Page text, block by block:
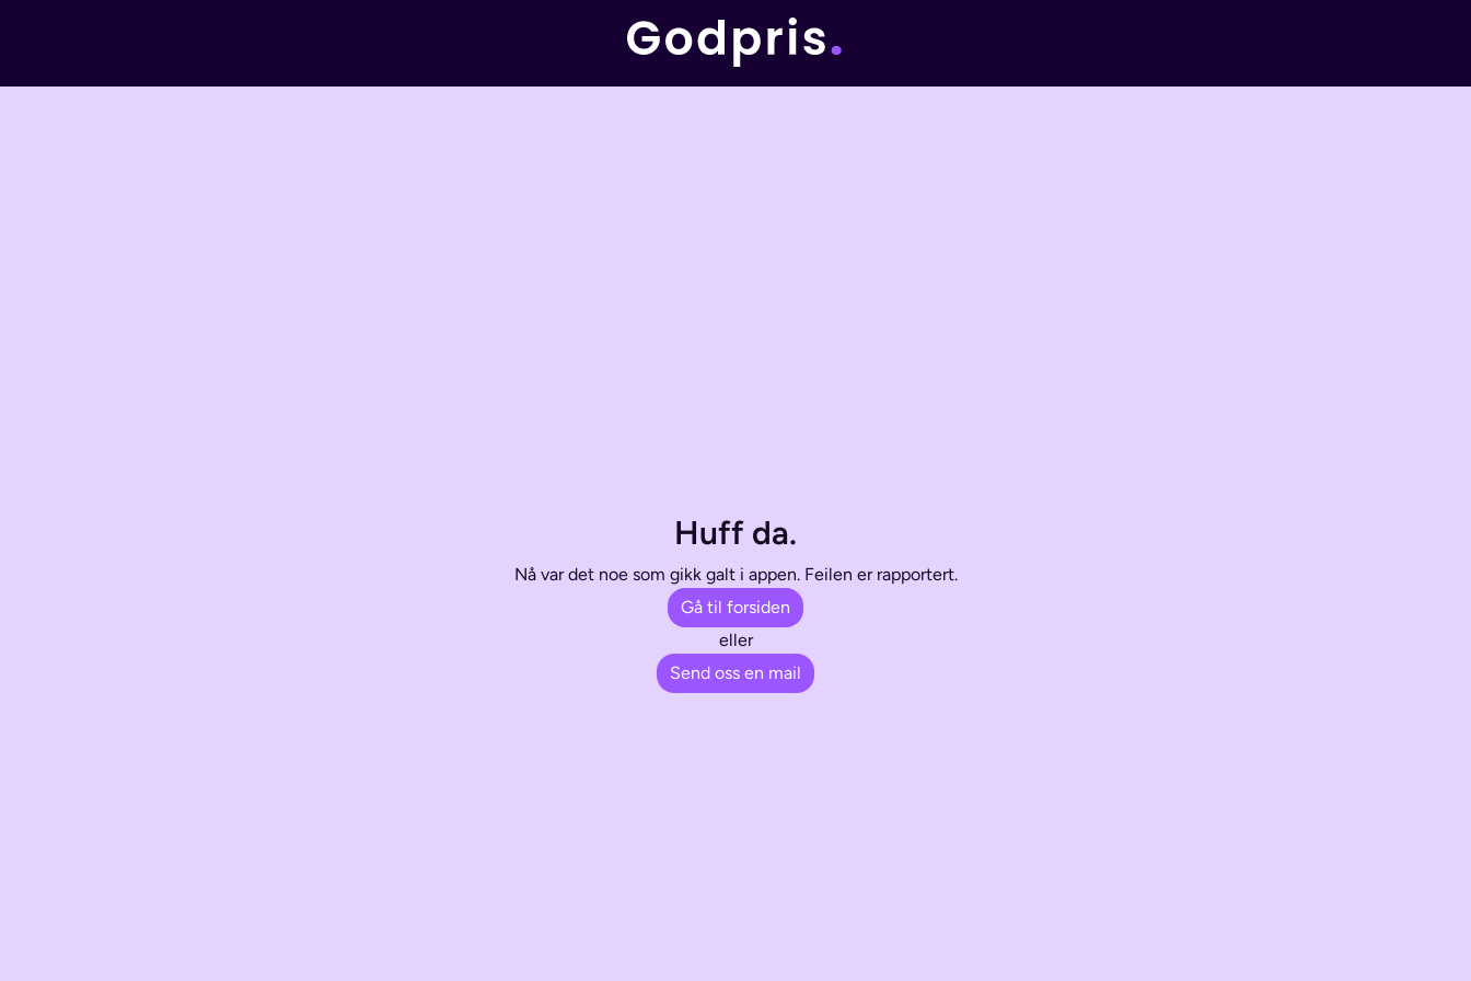
Huff da.
Nå var det noe som gikk galt i appen. Feilen er rapportert.
Gå til forsiden
eller
Send oss en mail